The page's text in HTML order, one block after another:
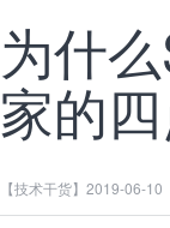
为什
家的
【技术干货】 2019-06-10